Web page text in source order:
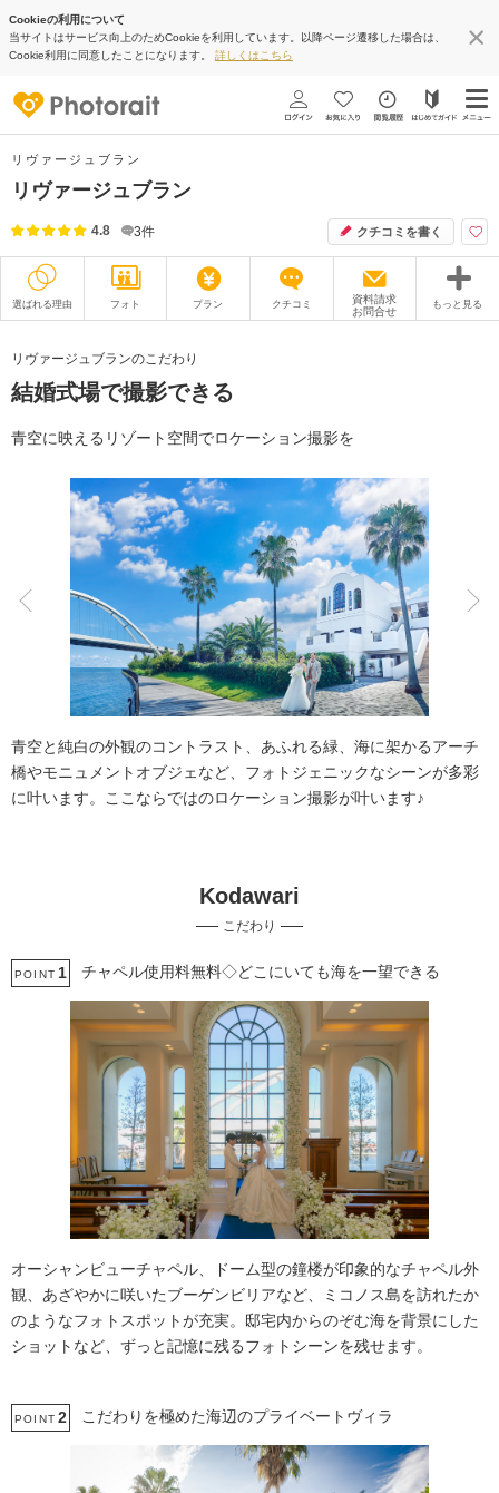
Cookieの利用について
当サイトはサービス向上のためCookieを利用しています。以降ページ遷移した場合は、
Cookie利用に同意したことになります。 詳しくはこちら
リヴァージュブラン
リヴァージュブラン
4.8 3件 クチコミを書く
選ばれる理由 フォト プラン クチコミ
資料請求
お問合せ
もっと見る
衣装
オプション ブログ
アクセス/TEL スタジオトップ
こだわりポイント
チャペルでの撮影 フォト＋会食
挙式フォト
結婚式場での撮影
ソロウエディング
豊富なドレス
3万円以下のプラン
豊富なカラードレス
リヴァージュブランのこだわり
結婚式場で撮影できる
青空に映えるリゾート空間でロケーション撮影を
青空と純白の外観のコントラスト、あふれる緑、海に架かるアーチ
橋やモニュメントオブジェなど、フォトジェニックなシーンが多彩
に叶います。ここならではのロケーション撮影が叶います♪
Kodawari
こだわり
POINT 1 チャペル使用料無料◇どこにいても海を一望できる
オーシャンビューチャペル、ドーム型の鐘楼が印象的なチャペル外
観、あざやかに咲いたブーゲンビリアなど、ミコノス島を訪れたか
のようなフォトスポットが充実。邸宅内からのぞむ海を背景にした
ショットなど、ずっと記憶に残るフォトシーンを残せます。
POINT 2 こだわりを極めた海辺のプライベートヴィラ